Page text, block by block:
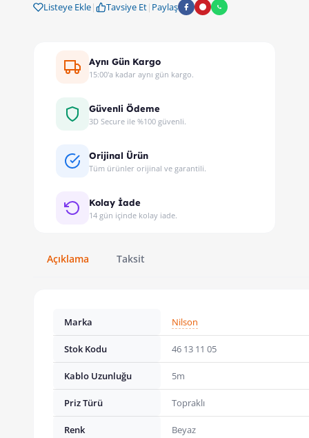
Listeye Ekle| Tavsiye Et| Paylaş
Aynı Gün Kargo
15:00'a kadar aynı gün kargo.
Güvenli Ödeme
3D Secure ile %100 güvenli.
Orijinal Ürün
Tüm ürünler orijinal ve garantili.
Kolay İade
14 gün içinde kolay iade.
Açıklama Taksit
Marka Nilson
Stok Kodu 46 13 11 05
Kablo Uzunluğu 5m
Priz Türü Topraklı
Renk Beyaz